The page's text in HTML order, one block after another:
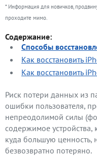
* Информация для новичков,
проходите мимо.
Содержание:
Способы
Как восстановить
Как восстановить
Риск потери данных из
ошибки пользователя,
непреодолимой силы
содержимое устройства,
куда большую ценность,
безвозвратно потеряно.